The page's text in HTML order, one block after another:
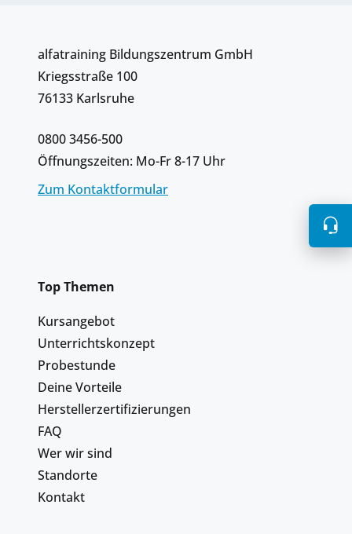
alfatraining Bildungszentrum GmbH
Kriegsstraße 100
76133 Karlsruhe
0800 3456-500
Öffnungszeiten: Mo-Fr 8-17 Uhr
Zum Kontaktformular
Top Themen
Kursangebot
Unterrichtskonzept
Probestunde
Deine Vorteile
Herstellerzertifizierungen
FAQ
Wer wir sind
Standorte
Kontakt